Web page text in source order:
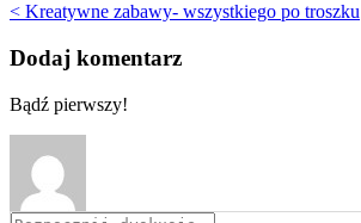
< Kreatywne zabawy- wszystkiego po troszku
Dodaj komentarz
Bądź pierwszy!